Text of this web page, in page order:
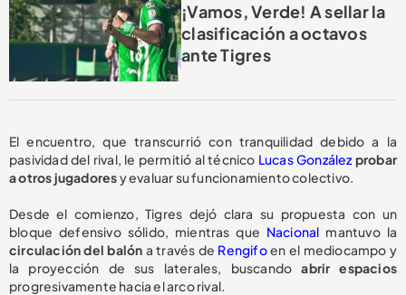
¡Vamos, Verde! A sellar la
clasificación a octavos
ante Tigres
El encuentro, que transcurrió con tranquilidad debido a la
pasividad del rival, le permitió al técnico Lucas González probar
a otros jugadoresy evaluar su funcionamiento colectivo.
Desde el comienzo, Tigres dejó clara su propuesta con un
bloque defensivo sólido, mientras que Nacional mantuvo la
circulación del balón a través de Rengifoen el mediocampo y
la proyección de sus laterales, buscandoabrir espacios
progresivamente hacia el arco rival.